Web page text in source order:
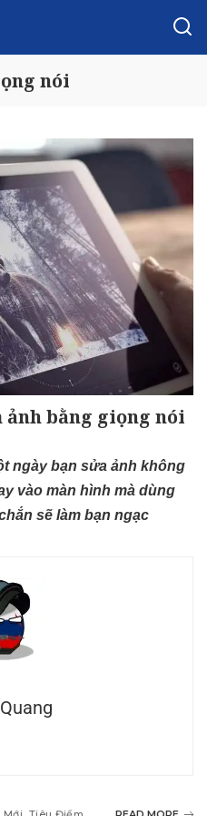
nói
ảnh bằng giọng nói
ngày bạn sửa ảnh không
vào màn hình mà dùng
sẽ làm bạn ngạc